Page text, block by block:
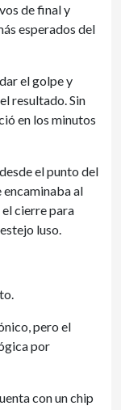
de final y
esperados del
el golpe y
resultado. Sin
en los minutos
el punto del
encaminaba al
cierre para
luso.
pero el
por
con un chip